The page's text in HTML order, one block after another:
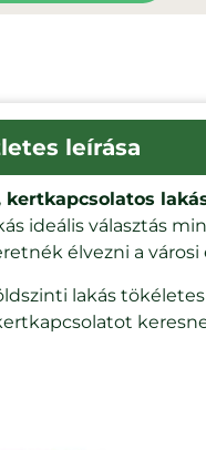
leírása
ideális választás
élvezni a
lakás